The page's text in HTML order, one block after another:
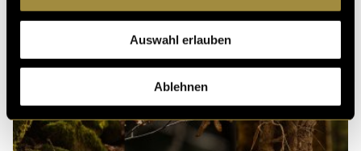
Auswahl erlauben
Ablehnen